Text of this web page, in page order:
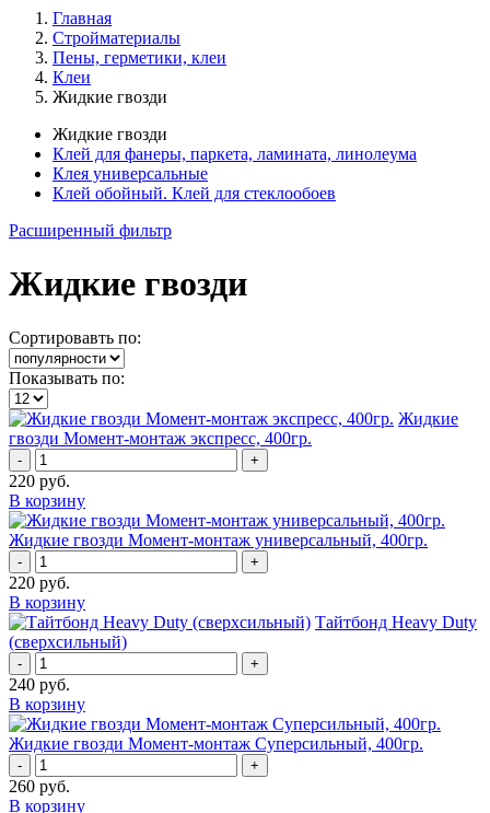
Главная
Стройматериалы
Пены, герметики, клеи
Клеи
Жидкие гвозди
Жидкие гвозди
Клей для фанеры, паркета, ламината, линолеума
Клея универсальные
Клей обойный. Клей для стеклообоев
Расширенный фильтр
Жидкие гвозди
Сортировавть по:
Показывать по:
Жидкие
гвозди Момент-монтаж экспресс, 400гр.
- +
220 руб.
В корзину
Жидкие гвозди Момент-монтаж универсальный, 400гр.
- +
220 руб.
В корзину
Тайтбонд Heavy Duty
(сверхсильный)
- +
240 руб.
В корзину
Жидкие гвозди Момент-монтаж Суперсильный, 400гр.
- +
260 руб.
В корзину